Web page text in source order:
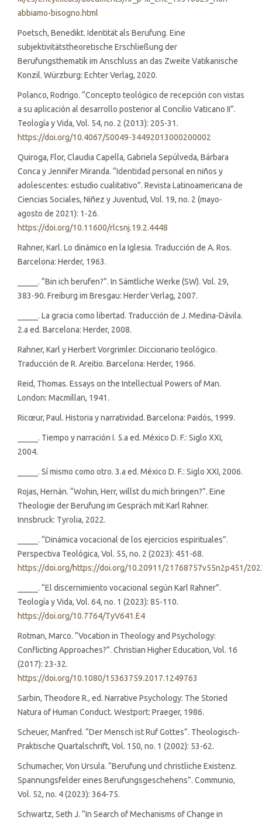
abbiamo-bisogno.html
Poetsch, Benedikt. Identität als Berufung. Eine
subjektivitätstheoretische Erschließung der
Berufungsthematik im Anschluss an das Zweite Vatikanische
Konzil. Würzburg: Echter Verlag, 2020.
Polanco, Rodrigo. “Concepto teológico de recepción con vistas
a su aplicación al desarrollo posterior al Concilio Vaticano II”.
Teología y Vida, Vol. 54, no. 2 (2013): 205-31.
https://doi.org/10.4067/S0049-34492013000200002
Quiroga, Flor, Claudia Capella, Gabriela Sepúlveda, Bárbara
Conca y Jennifer Miranda. “Identidad personal en niños y
adolescentes: estudio cualitativo”. Revista Latinoamericana de
Ciencias Sociales, Niñez y Juventud, Vol. 19, no. 2 (mayo-
agosto de 2021): 1-26.
https://doi.org/10.11600/rlcsnj.19.2.4448
Rahner, Karl. Lo dinámico en la Iglesia. Traducción de A. Ros.
Barcelona: Herder, 1963.
_____. “Bin ich berufen?”. In Sämtliche Werke (SW). Vol. 29,
383-90. Freiburg im Bresgau: Herder Verlag, 2007.
_____. La gracia como libertad. Traducción de J. Medina-Dávila.
2.a ed. Barcelona: Herder, 2008.
Rahner, Karl y Herbert Vorgrimler. Diccionario teológico.
Traducción de R. Areitio. Barcelona: Herder, 1966.
Reid, Thomas. Essays on the Intellectual Powers of Man.
London: Macmillan, 1941.
Ricœur, Paul. Historia y narratividad. Barcelona: Paidós, 1999.
_____. Tiempo y narración I. 5.a ed. México D. F.: Siglo XXI,
2004.
_____. Sí mismo como otro. 3.a ed. México D. F.: Siglo XXI, 2006.
Rojas, Hernán. “Wohin, Herr, willst du mich bringen?”. Eine
Theologie der Berufung im Gespräch mit Karl Rahner.
Innsbruck: Tyrolia, 2022.
_____. “Dinámica vocacional de los ejercicios espirituales”.
Perspectiva Teológica, Vol. 55, no. 2 (2023): 451-68.
https://doi.org/https://doi.org/10.20911/21768757v55n2p451/
_____. “El discernimiento vocacional según Karl Rahner”.
Teología y Vida, Vol. 64, no. 1 (2023): 85-110.
https://doi.org/10.7764/TyV641.E4
Rotman, Marco. “Vocation in Theology and Psychology:
Conflicting Approaches?”. Christian Higher Education, Vol. 16
(2017): 23-32.
https://doi.org/10.1080/15363759.2017.1249763
Sarbin, Theodore R., ed. Narrative Psychology: The Storied
Natura of Human Conduct. Westport: Praeger, 1986.
Scheuer, Manfred. “Der Mensch ist Ruf Gottes”. Theologisch-
Praktische Quartalschrift, Vol. 150, no. 1 (2002): 53-62.
Schumacher, Von Ursula. “Berufung und christliche Existenz.
Spannungsfelder eines Berufungsgeschehens”. Communio,
Vol. 52, no. 4 (2023): 364-75.
Schwartz, Seth J. “In Search of Mechanisms of Change in